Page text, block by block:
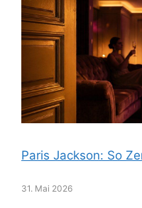
Paris Jackson: So
31. Mai 2026